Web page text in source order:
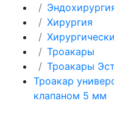
Хирургия
Троакары
Троакары
Троакар
клапаном 5 мм